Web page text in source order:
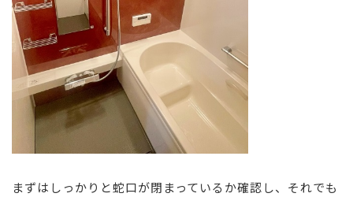
まずはしっかりと蛇口が閉まっているか確認し、それでも